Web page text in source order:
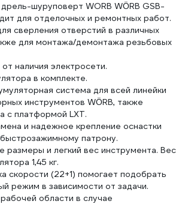
шуруповерт WORB WÖRB GSB-
для отделочных и ремонтных работ.
сверления отверстий в различных
для монтажа/демонтажа резьбовых
наличия электросети.
в комплекте.
система для всей линейки
инструментов WÖRB, также
с платформой LXT.
и надежное крепление оснастки
патрону.
размеры и легкий вес инструмента. Вес
1,45 кг.
скорости (22+1) помогает подобрать
режим в зависимости от задачи.
области в случае